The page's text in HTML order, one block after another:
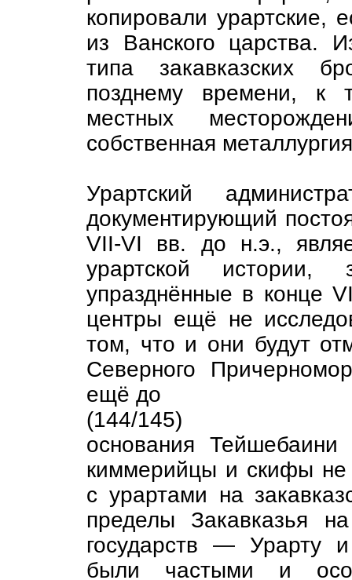
копировали урартские,
из Ванского царства.
типа закавказских
позднему времени, к
местных
собственная
Урартский
документирующий
VII-VI вв. до н.э.,
урартской истории,
упразднённые в конце
центры ещё не
том, что и они будут
Северного
ещё до
(144/145)
основания
киммерийцы и скифы не
с урартами на
пределы Закавказья
государств — Урарту
были частыми и